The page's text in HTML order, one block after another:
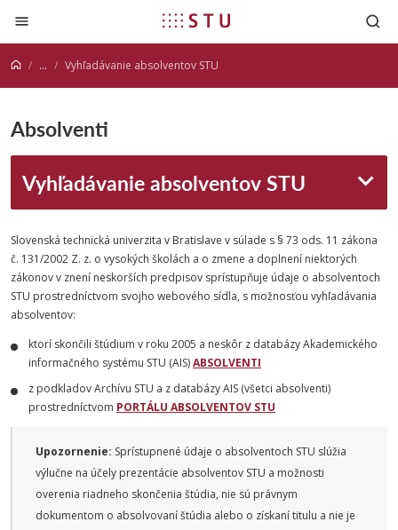
Prejsť na obsah
... Vyhľadávanie absolventov STU
Absolventi
Vyhľadávanie absolventov STU
Slovenská technická univerzita v Bratislave v súlade s § 73 ods. 11 zákona
č. 131/2002 Z. z. o vysokých školách a o zmene a doplnení niektorých
zákonov v znení neskorších predpisov sprístupňuje údaje o absolventoch
STU prostredníctvom svojho webového sídla, s možnosťou vyhľadávania
absolventov:
ktorí skončili štúdium v roku 2005 a neskôr z databázy Akademického
informačného systému STU (AIS)ABSOLVENTI
z podkladov Archívu STU a z databázy AIS (všetci absolventi)
prostredníctvom PORTÁLU ABSOLVENTOV STU
Upozornenie: Sprístupnené údaje o absolventoch STU slúžia
výlučne na účely prezentácie absolventov STU a možnosti
overenia riadneho skončenia štúdia, nie sú právnym
dokumentom o absolvovaní štúdia alebo o získaní titulu a nie je